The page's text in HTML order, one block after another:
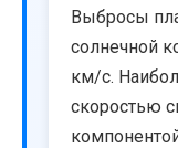
Выбросы
солнечной
км/с.
скоростью